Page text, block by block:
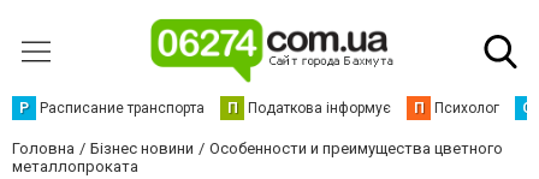
Р Расписание транспорта П Податкова інформує П Психолог С
Головна Бізнес новини
Особенности и преимущества цветного
металлопроката